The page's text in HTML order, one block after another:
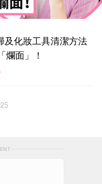
及化妝工具清潔方法
爛面」！